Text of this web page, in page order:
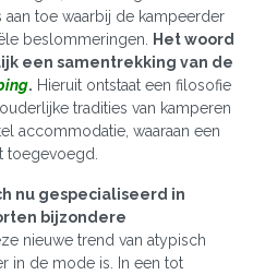
toe waarbij de kampeerder
beslommeringen.
Het woord
een samentrekking van de
. Hieruit ontstaat een filosofie
tradities van kamperen
accommodatie, waaraan een
toegevoegd.
nu gespecialiseerd in
bijzondere
nieuwe trend van atypisch
in de mode is. In een tot